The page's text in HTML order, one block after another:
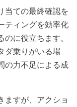
当ての最終確認を
ティングを効率化
に役立ちます。
ダ乗りがいる場
の力不足による成
ますが、アクショ